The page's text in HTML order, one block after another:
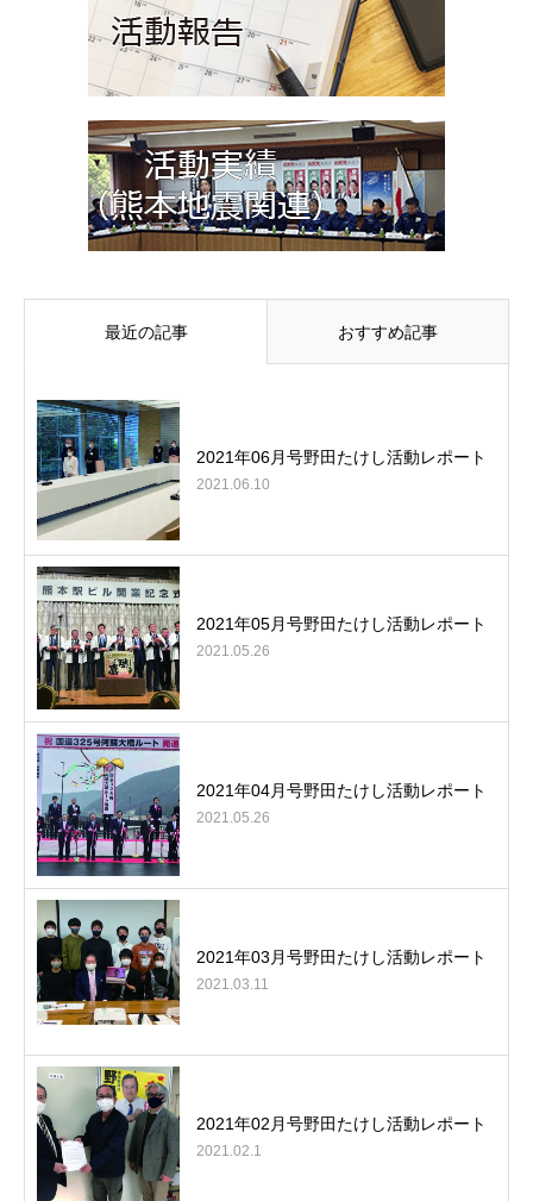
最近の記事 おすすめ記事
2021年06月号野田たけし活動レポート
2021.06.10
2021年05月号野田たけし活動レポート
2021.05.26
2021年04月号野田たけし活動レポート
2021.05.26
2021年03月号野田たけし活動レポート
2021.03.11
2021年02月号野田たけし活動レポート
2021.02.1